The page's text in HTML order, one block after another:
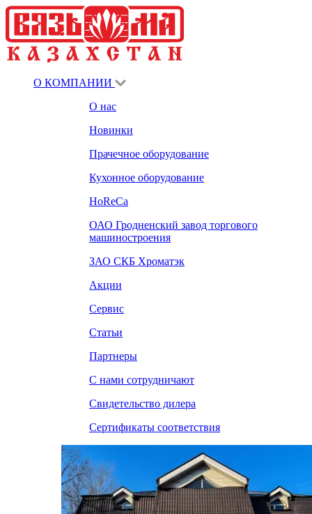
О КОМПАНИИ
О нас
Новинки
Прачечное оборудование
Кухонное оборудование
HoReCa
ОАО Гродненский завод торгового
машиностроения
ЗАО СКБ Хроматэк
Акции
Сервис
Статьи
Партнеры
С нами сотрудничают
Свидетельство дилера
Сертификаты соответствия